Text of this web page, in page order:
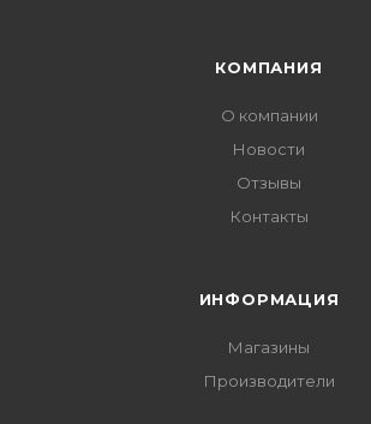
КОМПАНИЯ
О компании
Новости
Отзывы
Контакты
ИНФОРМАЦИЯ
Магазины
Производители